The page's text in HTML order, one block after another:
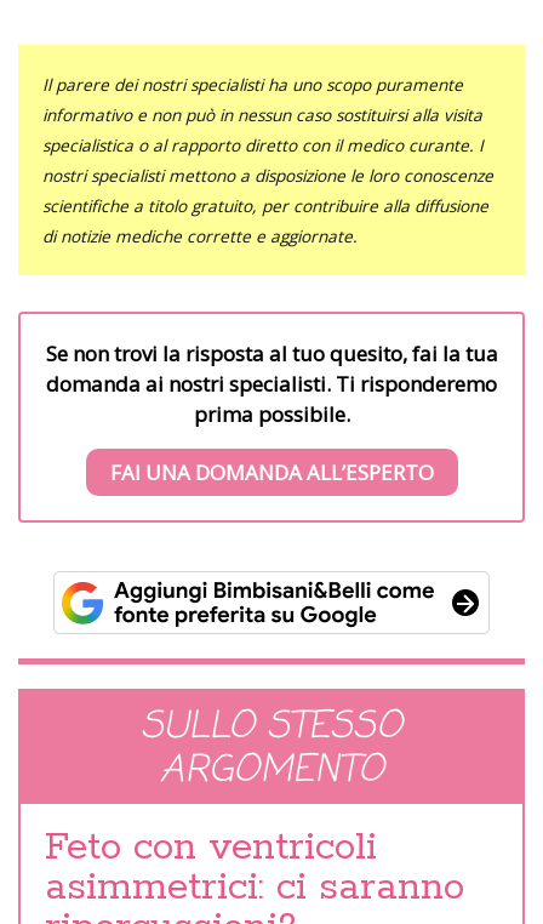
Il parere dei nostri specialisti ha uno scopo puramente
informativo e non può in nessun caso sostituirsi alla visita
specialistica o al rapporto diretto con il medico curante. I
nostri specialisti mettono a disposizione le loro conoscenze
scientifiche a titolo gratuito, per contribuire alla diffusione
di notizie mediche corrette e aggiornate.
Se non trovi la risposta al tuo quesito, fai la tua
domanda ai nostri specialisti. Ti risponderemo
prima possibile.
FAI UNA DOMANDA ALL’ESPERTO
SULLO STESSO
ARGOMENTO
Feto con ventricoli
asimmetrici: ci saranno